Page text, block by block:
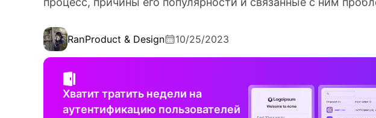
RanProduct & Design 10/25/2023
Хватит тратить недели на
аутентификацию пользователей